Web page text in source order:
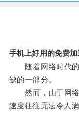
手机上好用的免费
随着网络时代的
缺的一部分。
然而，由于网络
速度往往无法令人满